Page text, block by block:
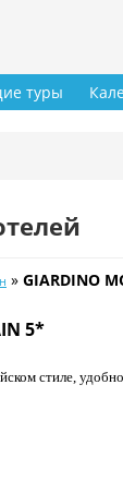
туры
» GIARDINO
5*
стиле,